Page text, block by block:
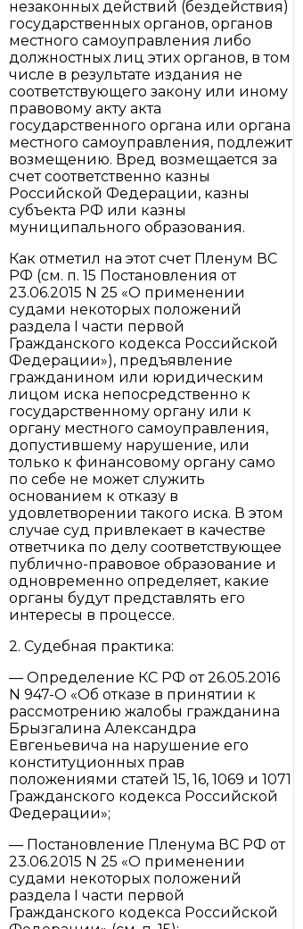
незаконных действий (бездействия)
государственных органов, органов
местного самоуправления либо
должностных лиц этих органов, в том
числе в результате издания не
соответствующего закону или иному
правовому акту акта
государственного органа или органа
местного самоуправления, подлежит
возмещению. Вред возмещается за
счет соответственно казны
Российской Федерации, казны
субъекта РФ или казны
муниципального образования.
Как отметил на этот счет Пленум ВС
РФ (см. п. 15 Постановления от
23.06.2015 N 25 «О применении
судами некоторых положений
раздела I части первой
Гражданского кодекса Российской
Федерации»), предъявление
гражданином или юридическим
лицом иска непосредственно к
государственному органу или к
органу местного самоуправления,
допустившему нарушение, или
только к финансовому органу само
по себе не может служить
основанием к отказу в
удовлетворении такого иска. В этом
случае суд привлекает в качестве
ответчика по делу соответствующее
публично-правовое образование и
одновременно определяет, какие
органы будут представлять его
интересы в процессе.
2. Судебная практика:
— Определение КС РФ от 26.05.2016
N 947-О «Об отказе в принятии к
рассмотрению жалобы гражданина
Брызгалина Александра
Евгеньевича на нарушение его
конституционных прав
положениями статей 15, 16, 1069 и 1071
Гражданского кодекса Российской
Федерации»;
— Постановление Пленума ВС РФ от
23.06.2015 N 25 «О применении
судами некоторых положений
раздела I части первой
Гражданского кодекса Российской